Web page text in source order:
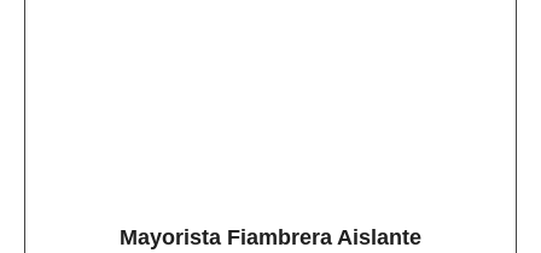
Mayorista Fiambrera Aislante